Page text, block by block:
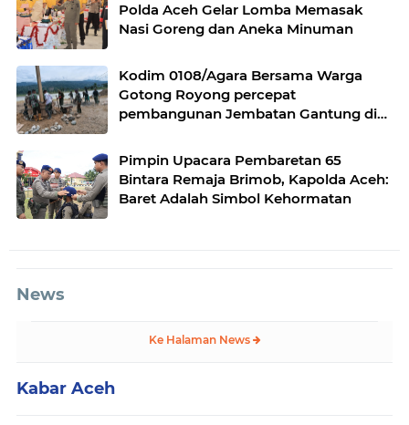
Polda Aceh Gelar Lomba Memasak
Nasi Goreng dan Aneka Minuman
Kodim 0108/Agara Bersama Warga
Gotong Royong percepat
pembangunan Jembatan Gantung di
Pimpin Upacara Pembaretan 65
Bintara Remaja Brimob, Kapolda Aceh:
Baret Adalah Simbol Kehormatan
News
Ke Halaman News
Kabar Aceh